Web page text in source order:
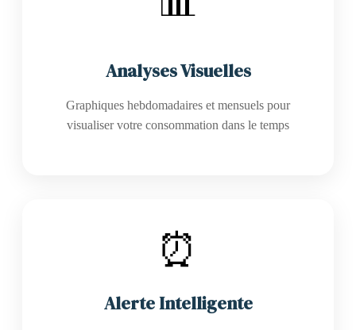
Analyses Visuelles
Graphiques hebdomadaires et mensuels pour
visualiser votre consommation dans le temps
⏰
Alerte Intelligente